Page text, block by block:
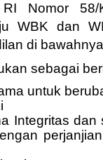
Nomor 58/
WBK dan
di
sebagai
untuk
Integritas